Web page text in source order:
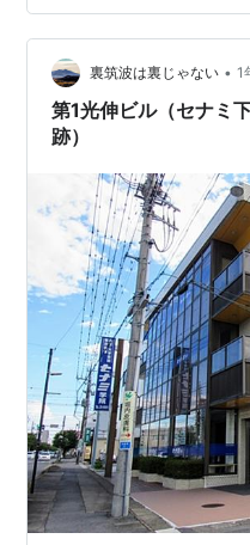
ことが分かった。調べる
ったらしく、堺屋は旅館
ろう。 ちなみに右側の魚
跡がある。「常陽銀行下
っている。魚民の場所に
裏筑波は裏じゃない • 1
第1光伸ビル（セナミ
跡）